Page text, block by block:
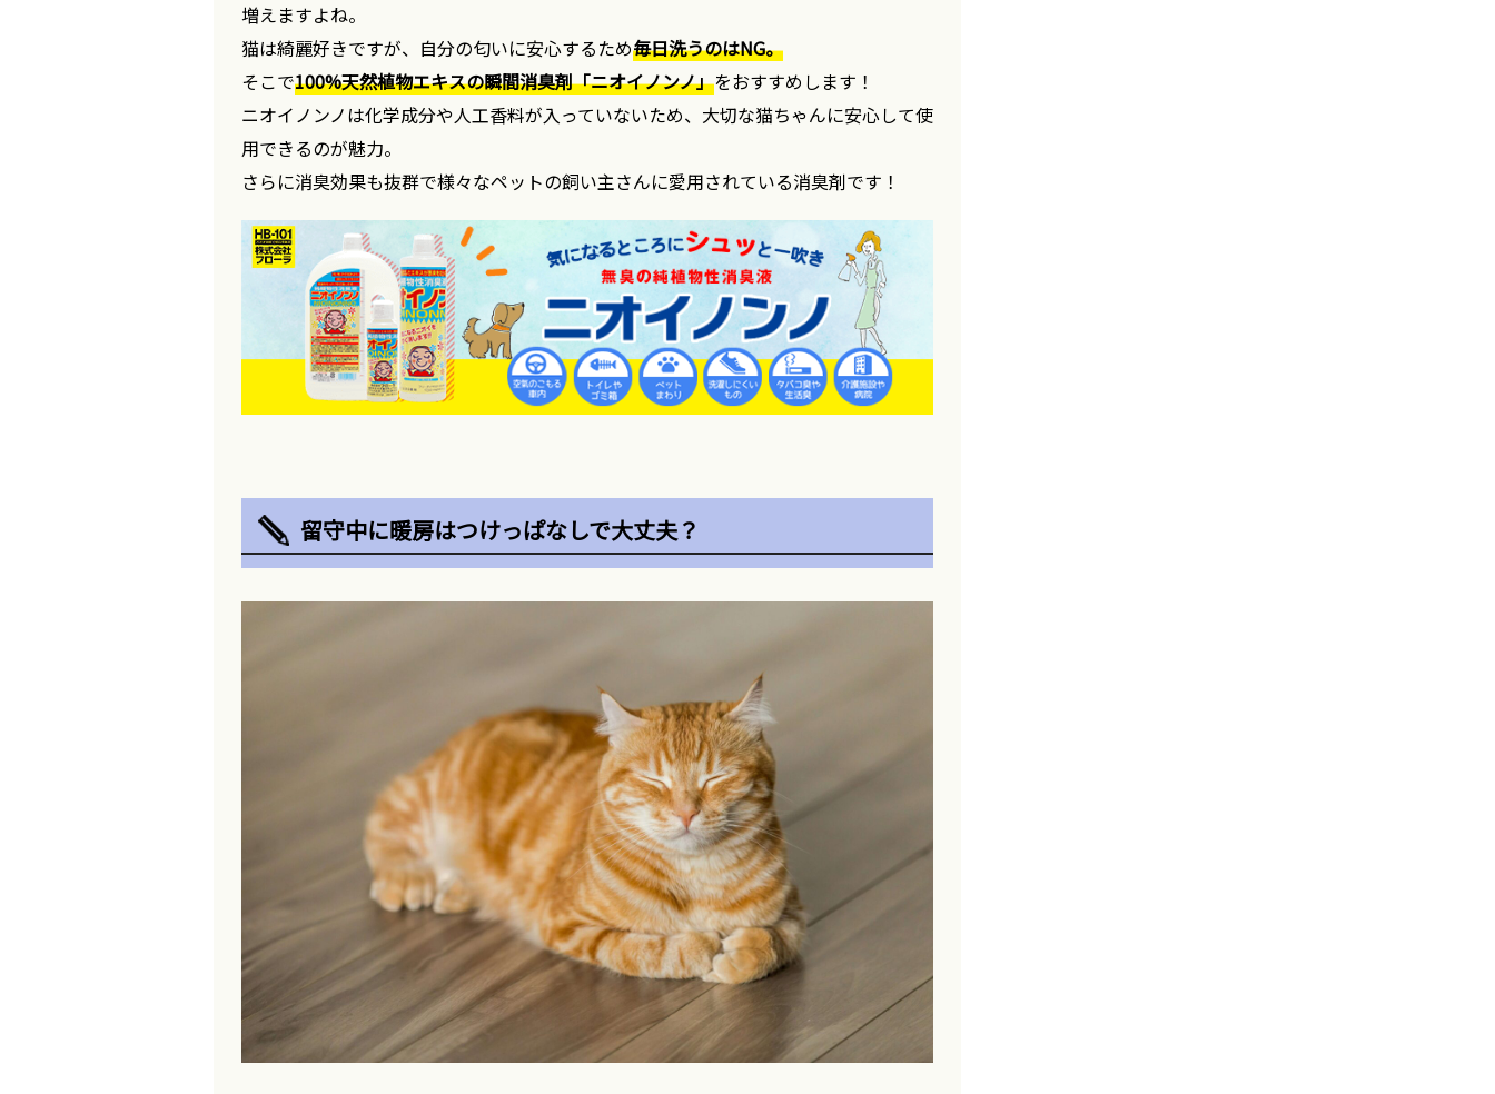
増えますよね。
猫は綺麗好きですが、自分の匂いに安心するため毎日洗うのはNG。
そこで100%天然植物エキスの瞬間消臭剤「ニオイノンノ」をおすすめします！
ニオイノンノは化学成分や人工香料が入っていないため、大切な猫ちゃんに安心して使
用できるのが魅力。
さらに消臭効果も抜群で様々なペットの飼い主さんに愛用されている消臭剤です！
留守中に暖房はつけっぱなしで大丈夫？